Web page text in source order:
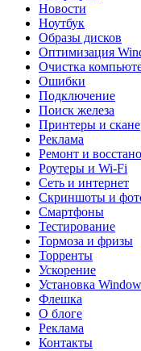
Новости
Ноутбук
Образы дисков
Оптимизация
Очистка
Ошибки
Подключение
Поиск железа
Принтеры и
Реклама
Ремонт и
Роутеры и Wi-Fi
Сеть и интернет
Скриншоты и
Смартфоны
Тестирование
Тормоза и фризы
Торренты
Ускорение
Установка
Флешка
О блоге
Реклама
Контакты